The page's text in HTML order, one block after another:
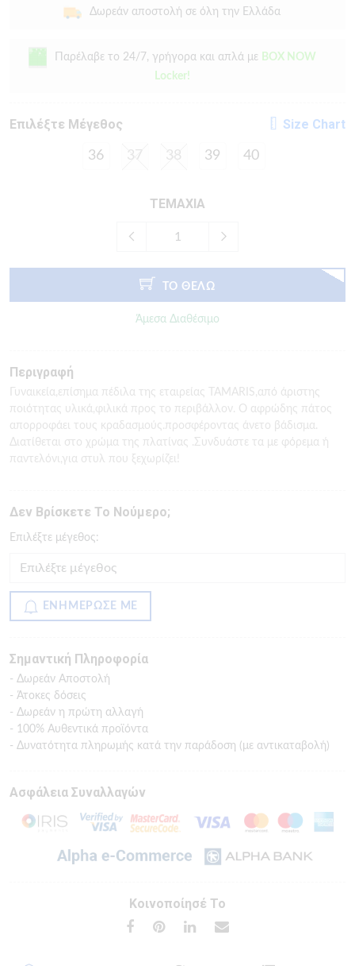
Δωρεάν αποστολή σε όλη την Ελλάδα
Παρέλαβε το 24/7, γρήγορα και απλά με BOX NOW
Locker!
Eπιλέξτε Μέγεθος Size Chart
36 37 38 39 40
ΤΕΜΑΧΙΑ
ΤΟ ΘΕΛΩ
Άμεσα Διαθέσιμο
Περιγραφή
Γυναικεία,επίσημα πέδιλα της εταιρείας TAMARIS,από άριστης
ποιότητας υλικά,φιλικά προς το περιβάλλον. Ο αφρώδης πάτος
απορροφάει τους κραδασμούς.προσφέροντας άνετο βάδισμα.
Διατίθεται στο χρώμα της πλατίνας .Συνδυάστε τα με φόρεμα ή
παντελόνι,για στυλ που ξεχωρίζει!
Δεν Βρίσκετε Το Νούμερο;
Eπιλέξτε μέγεθος:
ΕΝΗΜΕΡΩΣΕ ΜΕ
Σημαντική Πληροφορία
- Δωρεάν Αποστολή
- Άτοκες δόσεις
- Δωρεάν η πρώτη αλλαγή
- 100% Αυθεντικά προϊόντα
- Δυνατότητα πληρωμής κατά την παράδοση (με αντικαταβολή)
Ασφάλεια Συναλλαγών
Κοινοποίησέ Το